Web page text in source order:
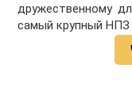
дружественному
самый крупный НПЗ